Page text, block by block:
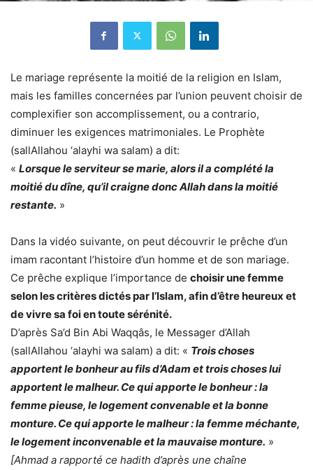
Le mariage représente la moitié de la religion en Islam,
mais les familles concernées par l’union peuvent choisir de
complexifier son accomplissement, ou a contrario,
diminuer les exigences matrimoniales. Le Prophète
(sallAllahou ‘alayhi wa salam) a dit:
« Lorsque le serviteur se marie, alors il a complété la
moitié du dîne, qu’il craigne donc Allah dans la moitié
restante. »
Dans la vidéo suivante, on peut découvrir le prêche d’un
imam racontant l’histoire d’un homme et de son mariage.
Ce prêche explique l’importance de choisir une femme
selon les critères dictés par l’Islam, afin d’être heureux et
de vivre sa foi en toute sérénité.
D’après Sa’d Bin Abi Waqqâs, le Messager d’Allah
(sallAllahou ‘alayhi wa salam) a dit: « Trois choses
apportent le bonheur au fils d’Adam et trois choses lui
apportent le malheur. Ce qui apporte le bonheur : la
femme pieuse, le logement convenable et la bonne
monture. Ce qui apporte le malheur : la femme méchante,
le logement inconvenable et la mauvaise monture. »
[Ahmad a rapporté ce hadith d’après une chaîne